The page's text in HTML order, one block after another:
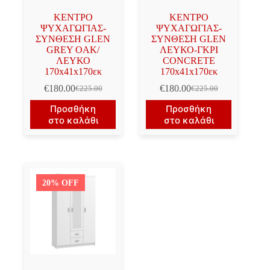
ΚΕΝΤΡΟ
ΨΥΧΑΓΩΓΙΑΣ-
ΣΥΝΘΕΣΗ GLEN
GREY OAK/
ΛΕΥΚΟ
170x41x170εκ
€225.00
Original
price
was:
€225.00.
€180.00Η
τρέχουσα
τιμή
είναι:
Προσθήκη
στο καλάθι
ΚΕΝΤΡΟ
ΨΥΧΑΓΩΓΙΑΣ-
ΣΥΝΘΕΣΗ GLEN
ΛΕΥΚΟ-ΓΚΡΙ
CONCRETE
170x41x170εκ
€225.00
Original
price
was:
€225.00.
€180.00Η
τρέχουσα
τιμή
είναι:
Προσθήκη
στο καλάθι
20% OFF